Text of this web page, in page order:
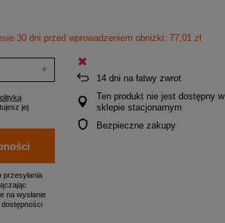
30 dni przed wprowadzeniem obniżki: 77,01 zł
jej
na wysłanie
dostępności
14 dni na łatwy zwrot
Ten produkt nie jest dostępny w
sklepie stacjonarnym
Bezpieczne zakupy